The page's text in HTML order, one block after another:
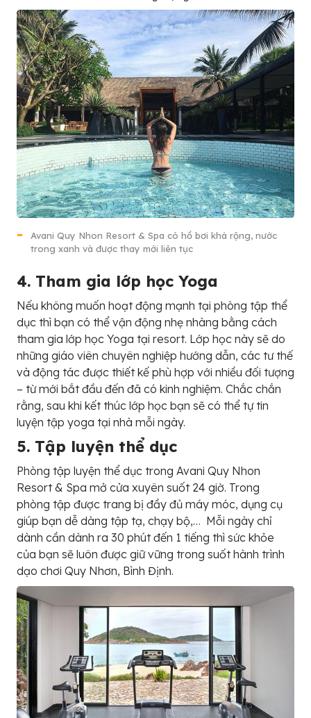
Avani Quy Nhon Resort & Spa có hồ bơi khá rộng, nước
trong xanh và được thay mới liên tục
4. Tham gia lớp học Yoga
Nếu không muốn hoạt động mạnh tại phòng tập thể
dục thì bạn có thể vận động nhẹ nhàng bằng cách
tham gia lớp học Yoga tại resort. Lớp học này sẽ do
những giáo viên chuyên nghiệp hướng dẫn, các tư thế
và động tác được thiết kế phù hợp với nhiều đối tượng
– từ mới bắt đầu đến đã có kinh nghiệm. Chắc chắn
rằng, sau khi kết thúc lớp học bạn sẽ có thể tự tin
luyện tập yoga tại nhà mỗi ngày.
5. Tập luyện thể dục
Phòng tập luyện thể dục trong Avani Quy Nhon
Resort & Spa mở cửa xuyên suốt 24 giờ. Trong
phòng tập được trang bị đầy đủ máy móc, dụng cụ
giúp bạn dễ dàng tập tạ, chạy bộ,… Mỗi ngày chỉ
dành cần dành ra 30 phút đến 1 tiếng thì sức khỏe
của bạn sẽ luôn được giữ vững trong suốt hành trình
dạo chơi Quy Nhơn, Bình Định.